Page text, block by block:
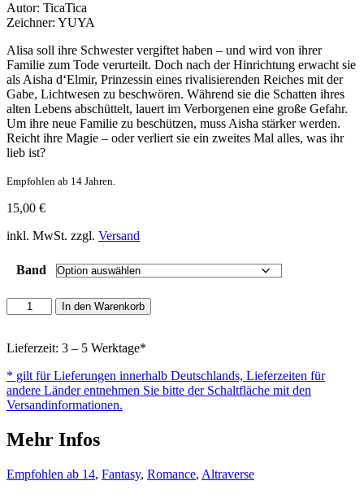
Autor: TicaTica
Zeichner: YUYA
Alisa soll ihre Schwester vergiftet haben – und wird von ihrer
Familie zum Tode verurteilt. Doch nach der Hinrichtung erwacht sie
als Aisha d‘Elmir, Prinzessin eines rivalisierenden Reiches mit der
Gabe, Lichtwesen zu beschwören. Während sie die Schatten ihres
alten Lebens abschüttelt, lauert im Verborgenen eine große Gefahr.
Um ihre neue Familie zu beschützen, muss Aisha stärker werden.
Reicht ihre Magie – oder verliert sie ein zweites Mal alles, was ihr
lieb ist?
Empfohlen ab 14 Jahren.
15,00 €
inkl. MwSt. zzgl. Versand
Band
Aisha
-
einmal
Licht
Menge
In den Warenkorb
Lieferzeit: 3 – 5 Werktage*
* gilt für Lieferungen innerhalb Deutschlands, Lieferzeiten für
andere Länder entnehmen Sie bitte der Schaltfläche mit den
Versandinformationen.
Mehr Infos
Empfohlen ab 14, Fantasy, Romance, Altraverse